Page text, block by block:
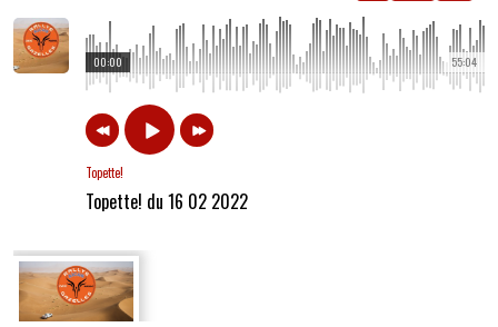
55:04
00:00
Topette!
Topette! du 16 02 2022